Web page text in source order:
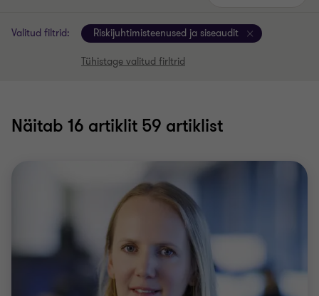
Valitud filtrid: Riskijuhtimisteenused ja siseaudit
Tühistage valitud firltrid
Näitab 16 artiklit 59 artiklist